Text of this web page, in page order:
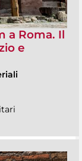
a Roma. Il
e